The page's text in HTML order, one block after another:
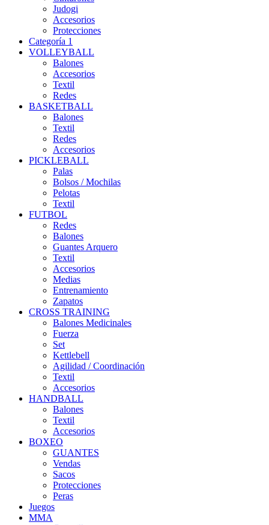
Judogi
Accesorios
Protecciones
Categoría 1
VOLLEYBALL
Balones
Accesorios
Textil
Redes
BASKETBALL
Balones
Textil
Redes
Accesorios
PICKLEBALL
Palas
Bolsos / Mochilas
Pelotas
Textil
FUTBOL
Redes
Balones
Guantes Arquero
Textil
Accesorios
Medias
Entrenamiento
Zapatos
CROSS TRAINING
Balones Medicinales
Fuerza
Set
Kettlebell
Agilidad / Coordinación
Textil
Accesorios
HANDBALL
Balones
Textil
Accesorios
BOXEO
GUANTES
Vendas
Sacos
Protecciones
Peras
Juegos
MMA